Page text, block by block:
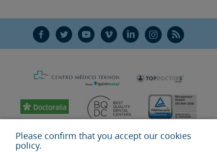
F T Y V L Ñ R
Please confirm that you accept our cookies
policy.